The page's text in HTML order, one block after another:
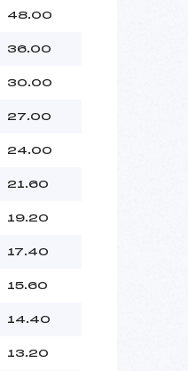
48.00
36.00
30.00
27.00
24.00
21.60
19.20
17.40
15.60
14.40
13.20